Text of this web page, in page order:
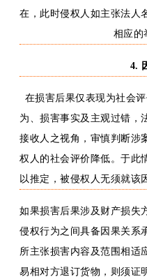
在，此时侵权人如主张法人
相应的
4.
在损害后果仅表现为社会
为、损害事实及主观过错，
接收人之视角，审慎判断涉
权人的社会评价 降低。于此
以推定，被侵权人无须就该
如果损害后果涉及财产损失
侵权行为之间具备因果关系
所主张损害内容及范围相适
易相对方退订货物，则须证